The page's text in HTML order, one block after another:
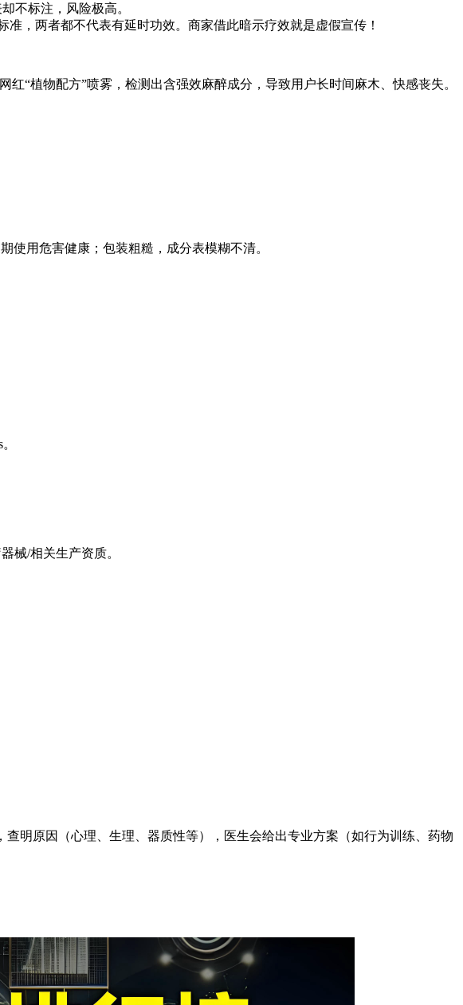
不标注，风险极高。
，两者都不代表有延时功效。商家借此暗示疗效就是虚假宣传！
“植物配方”喷雾，检测出含强效麻醉成分，导致用户长时间麻木、快感丧失。
使用危害健康；包装粗糙，成分表模糊不清。
械/相关生产资质。
明原因（心理、生理、器质性等），医生会给出专业方案（如行为训练、药物